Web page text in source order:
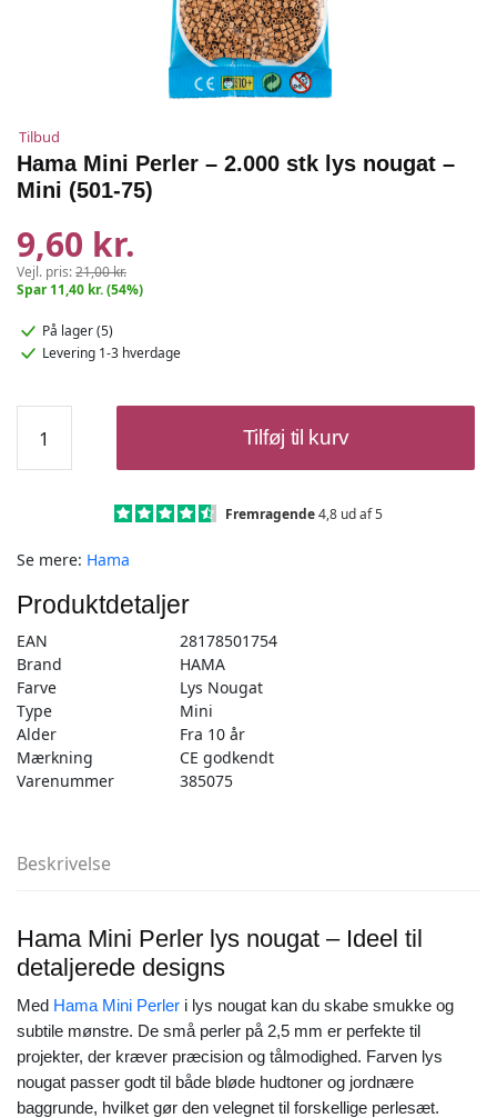
Tilbud
Hama Mini Perler – 2.000 stk lys nougat –
Mini (501-75)
9,60 kr.
Vejl. pris:21,00 kr.
Spar 11,40 kr. (54%)
På lager (5)
Levering 1-3 hverdage
Mini
Perler
lys
-
Mini
(501-
75)
antal
Tilføj til kurv
Fremragende4,8 ud af 5
Se mere: Hama
Produktdetaljer
EAN
28178501754
Brand
HAMA
Farve
Lys Nougat
Type
Mini
Alder
Fra 10 år
Mærkning
CE godkendt
Varenummer
385075
Beskrivelse
Hama Mini Perler lys nougat – Ideel til
detaljerede designs
Med Hama Mini Perler i lys nougat kan du skabe smukke og
subtile mønstre. De små perler på 2,5 mm er perfekte til
projekter, der kræver præcision og tålmodighed. Farven lys
nougat passer godt til både bløde hudtoner og jordnære
baggrunde, hvilket gør den velegnet til forskellige perlesæt.